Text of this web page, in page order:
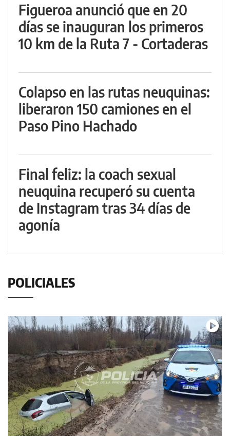
Figueroa anunció que en 20
días se inauguran los primeros
10 km de la Ruta 7 - Cortaderas
Colapso en las rutas neuquinas:
liberaron 150 camiones en el
Paso Pino Hachado
Final feliz: la coach sexual
neuquina recuperó su cuenta
de Instagram tras 34 días de
agonía
POLICIALES